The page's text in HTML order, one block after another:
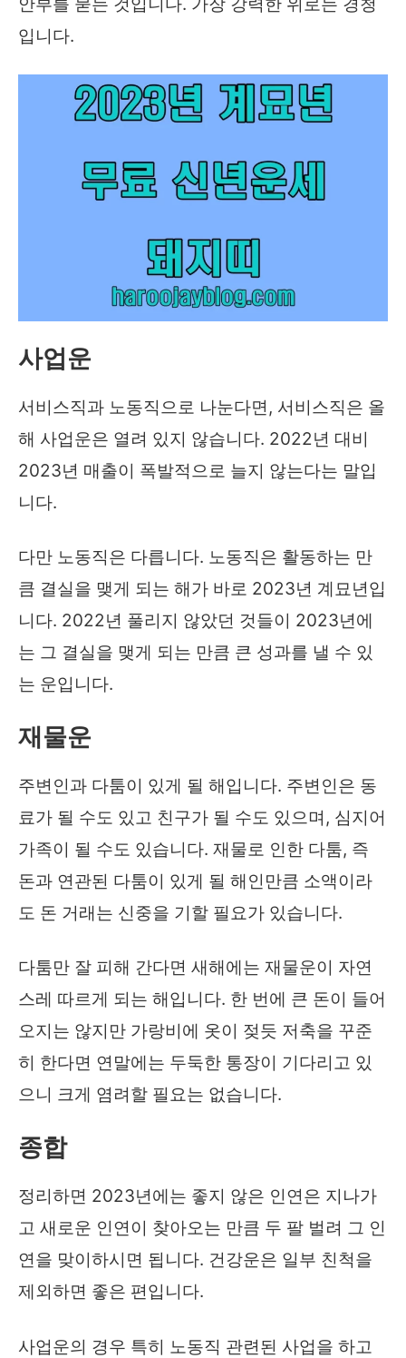
입니다.
사업운
서비스직과 노동직으로 나눈다면, 서비스직은 올
해 사업운은 열려 있지 않습니다. 2022년 대비
2023년 매출이 폭발적으로 늘지 않는다는 말입
니다.
다만 노동직은 다릅니다. 노동직은 활동하는 만
큼 결실을 맺게 되는 해가 바로 2023년 계묘년입
니다. 2022년 풀리지 않았던 것들이 2023년에
는 그 결실을 맺게 되는 만큼 큰 성과를 낼 수 있
는 운입니다.
재물운
주변인과 다툼이 있게 될 해입니다. 주변인은 동
료가 될 수도 있고 친구가 될 수도 있으며, 심지어
가족이 될 수도 있습니다. 재물로 인한 다툼, 즉
돈과 연관된 다툼이 있게 될 해인만큼 소액이라
도 돈 거래는 신중을 기할 필요가 있습니다.
다툼만 잘 피해 간다면 새해에는 재물운이 자연
스레 따르게 되는 해입니다. 한 번에 큰 돈이 들어
오지는 않지만 가랑비에 옷이 젖듯 저축을 꾸준
히 한다면 연말에는 두둑한 통장이 기다리고 있
으니 크게 염려할 필요는 없습니다.
종합
정리하면 2023년에는 좋지 않은 인연은 지나가
고 새로운 인연이 찾아오는 만큼 두 팔 벌려 그 인
연을 맞이하시면 됩니다. 건강운은 일부 친척을
제외하면 좋은 편입니다.
사업운의 경우 특히 노동직 관련된 사업을 하고